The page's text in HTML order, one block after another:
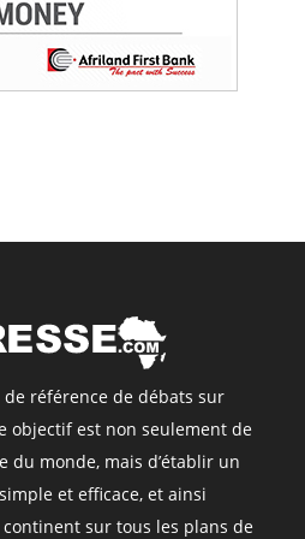
référence de débats sur
objectif est non seulement de
du monde, mais d’établir un
et efficace, et ainsi
sur tous les plans de